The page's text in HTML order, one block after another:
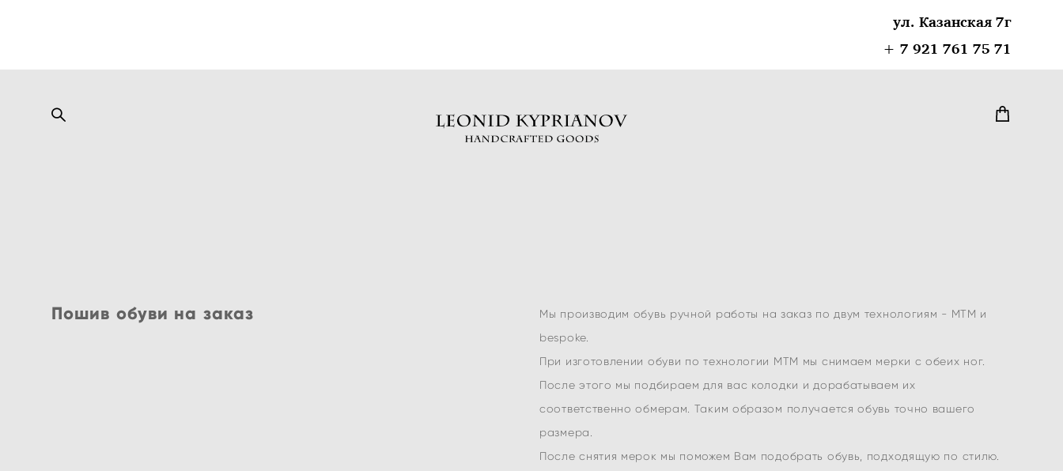
ул. Казанская 7г
+ 7 921 761 75 71
Пошив обуви на заказ
Мы производим обувь ручной работы на заказ по двум технологиям - MTM и
bespoke.
При изготовлении обуви по технологии MTM мы снимаем мерки с обеих ног.
После этого мы подбираем для вас колодки и дорабатываем их
соответственно обмерам. Таким образом получается обувь точно вашего
размера.
После снятия мерок мы поможем Вам подобрать обувь, подходящую по стилю.